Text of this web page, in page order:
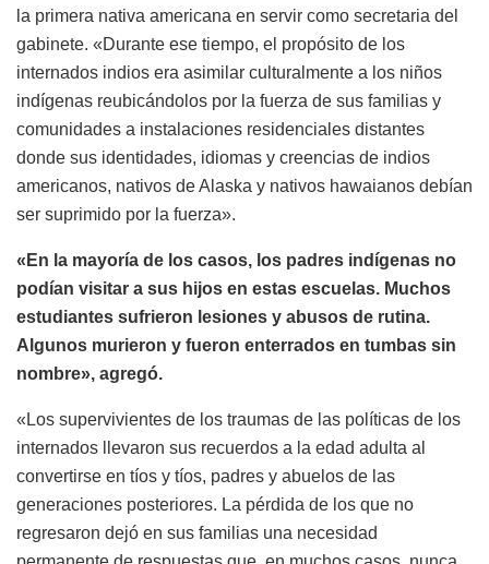
la primera nativa americana en servir como secretaria del
gabinete. «Durante ese tiempo, el propósito de los
internados indios era asimilar culturalmente a los niños
indígenas reubicándolos por la fuerza de sus familias y
comunidades a instalaciones residenciales distantes
donde sus identidades, idiomas y creencias de indios
americanos, nativos de Alaska y nativos hawaianos debían
ser suprimido por la fuerza».
«En la mayoría de los casos, los padres indígenas no
podían visitar a sus hijos en estas escuelas. Muchos
estudiantes sufrieron lesiones y abusos de rutina.
Algunos murieron y fueron enterrados en tumbas sin
nombre», agregó.
«Los supervivientes de los traumas de las políticas de los
internados llevaron sus recuerdos a la edad adulta al
convertirse en tíos y tíos, padres y abuelos de las
generaciones posteriores. La pérdida de los que no
regresaron dejó en sus familias una necesidad